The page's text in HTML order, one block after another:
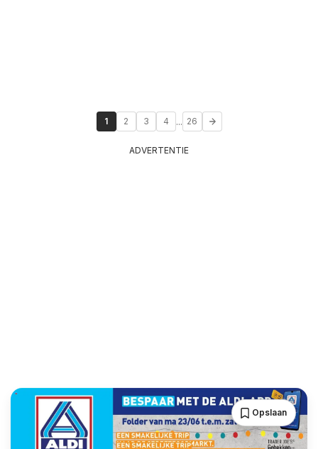
1 2 3 4 ... 26
ADVERTENTIE
Opslaan